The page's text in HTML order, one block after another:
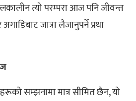
त्यो परम्परा आज पनि जीवन्त
जात्रा लैजानुपर्ने प्रथा
सम्झनामा मात्र सीमित छैन, यो